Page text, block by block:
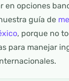
en opciones
guía de
, porque no
para manejar